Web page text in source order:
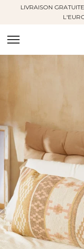
SauterLIVRAISON